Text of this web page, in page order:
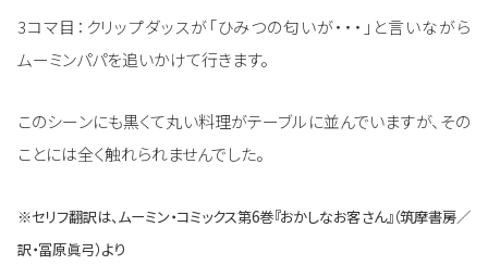
3コマ目：クリップダッスが「ひみつの匂いが・・・」と言いながら
ムーミンパパを追いかけて行きます。
このシーンにも黒くて丸い料理がテーブルに並んでいますが、その
ことには全く触れられませんでした。
※セリフ翻訳は、ムーミン・コミックス第6巻『おかしなお客さん』（筑摩書房／
訳・冨原眞弓）より